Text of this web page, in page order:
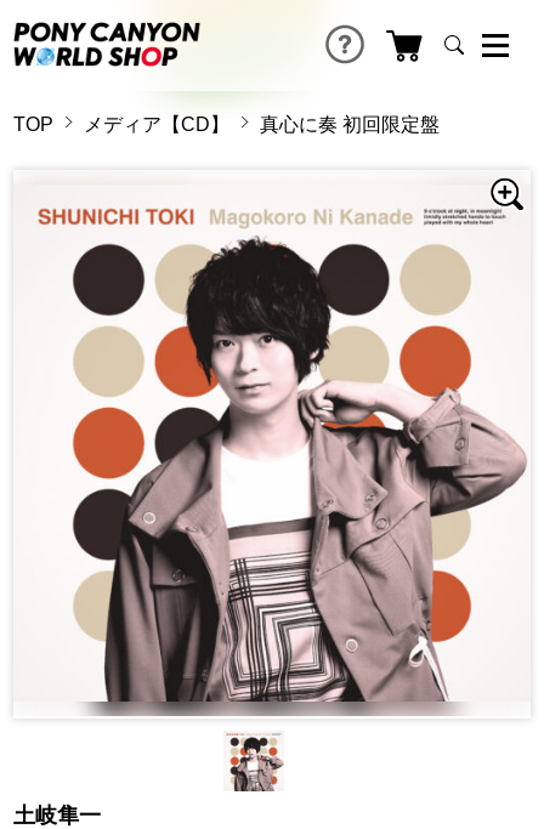
TOP メディア【CD】 真心に奏 初回限定盤
土岐隼一